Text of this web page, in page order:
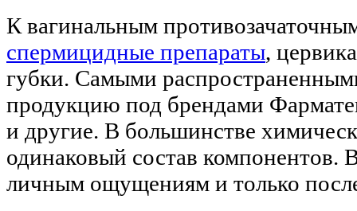
К вагинальным
спермицидные препараты,
губки. Самыми
продукцию под брендами
и другие. В большинстве
одинаковый состав компонентов.
личным ощущениям и только